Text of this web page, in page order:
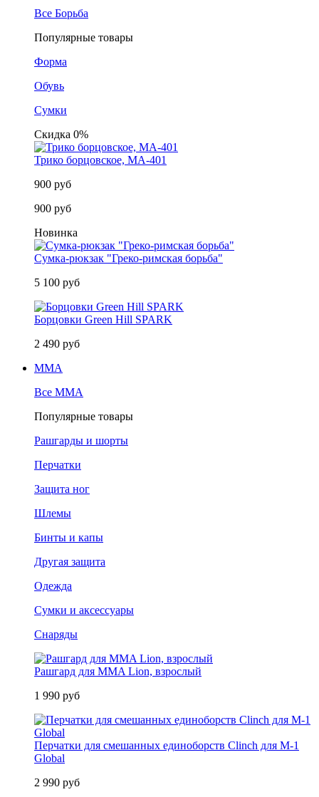
Все Борьба
Популярные товары
Форма
Обувь
Сумки
Скидка 0%
Трико борцовское, MA-401
900 руб
900 руб
Новинка
Сумка-рюкзак "Греко-римская борьба"
5 100 руб
Борцовки Green Hill SPARK
2 490 руб
MMA
Все MMA
Популярные товары
Рашгарды и шорты
Перчатки
Защита ног
Шлемы
Бинты и капы
Другая защита
Одежда
Сумки и аксессуары
Снаряды
Рашгард для MMA Lion, взрослый
1 990 руб
Перчатки для смешанных единоборств Clinch для M-1
Global
2 990 руб